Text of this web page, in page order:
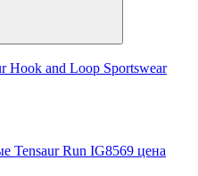
Hook and Loop Sportswear